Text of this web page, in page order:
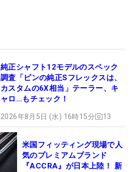
純正シャフト12モデルのスペック
調査「ピンの純正Sフレックスは、
カスタムの6X相当」テーラー、キ
ャロ…もチェック！
2026年8月5日 (水) 16時15分 13
米国フィッティング現場で人
気のプレミアムブランド
『ACCRA』が日本上陸！ 新